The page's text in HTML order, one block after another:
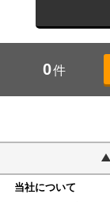
0件
当社について